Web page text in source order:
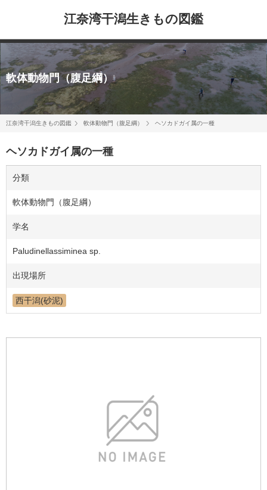
江奈湾干潟生きもの図鑑
軟体動物門（腹足綱）
江奈湾干潟生きもの図鑑 軟体動物門（腹足綱） ヘソカドガイ属の一種
ヘソカドガイ属の一種
分類
軟体動物門（腹足綱）
学名
Paludinellassiminea sp.
出現場所
西干潟(砂泥)